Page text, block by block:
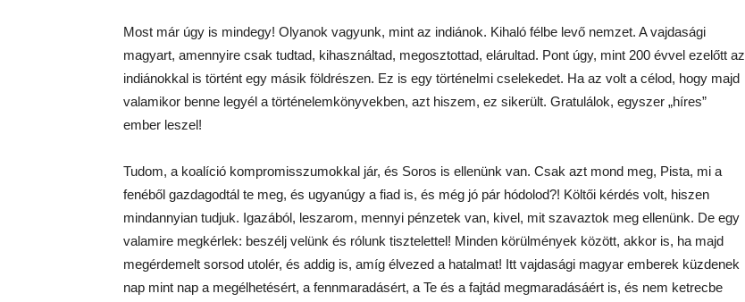
Most már úgy is mindegy! Olyanok vagyunk, mint az indiánok. Kihaló félbe levő nemzet. A vajdasági
magyart, amennyire csak tudtad, kihasználtad, megosztottad, elárultad. Pont úgy, mint 200 évvel ezelőtt az
indiánokkal is történt egy másik földrészen. Ez is egy történelmi cselekedet. Ha az volt a célod, hogy majd
valamikor benne legyél a történelemkönyvekben, azt hiszem, ez sikerült. Gratulálok, egyszer „híres”
ember leszel!
Tudom, a koalíció kompromisszumokkal jár, és Soros is ellenünk van. Csak azt mond meg, Pista, mi a
fenéből gazdagodtál te meg, és ugyanúgy a fiad is, és még jó pár hódolod?! Költői kérdés volt, hiszen
mindannyian tudjuk. Igazából, leszarom, mennyi pénzetek van, kivel, mit szavaztok meg ellenünk. De egy
valamire megkérlek: beszélj velünk és rólunk tisztelettel! Minden körülmények között, akkor is, ha majd
megérdemelt sorsod utolér, és addig is, amíg élvezed a hatalmat! Itt vajdasági magyar emberek küzdenek
nap mint nap a megélhetésért, a fennmaradásért, a Te és a fajtád megmaradásáért is, és nem ketrecbe